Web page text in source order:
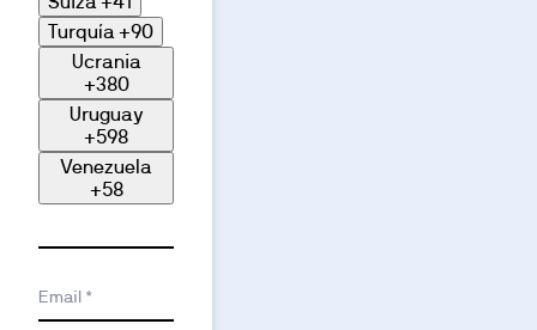
Turquía+90
Ucrania
+380
Uruguay
+598
Venezuela
+58
Email *